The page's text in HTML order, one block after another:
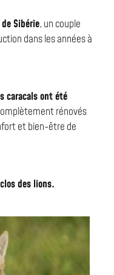
Sibérie, un couple
dans les années à
caracals ont été
rénovés
et bien-être de
des lions.